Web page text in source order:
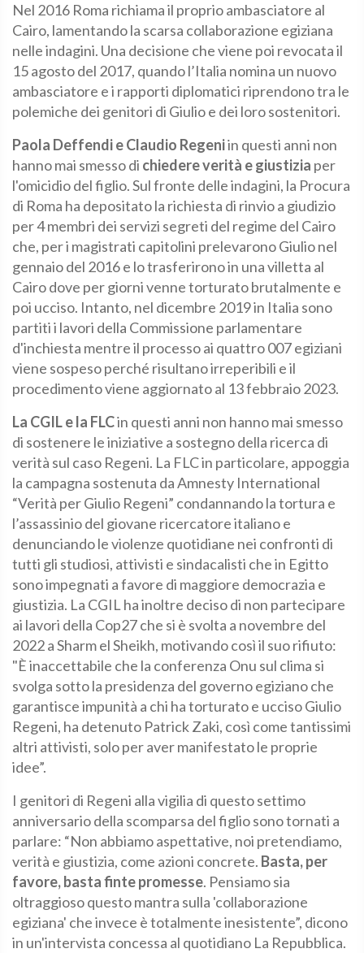
Nel 2016 Roma richiama il proprio ambasciatore al
Cairo, lamentando la scarsa collaborazione egiziana
nelle indagini. Una decisione che viene poi revocata il
15 agosto del 2017, quando l’Italia nomina un nuovo
ambasciatore e i rapporti diplomatici riprendono tra le
polemiche dei genitori di Giulio e dei loro sostenitori.
Paola Deffendi e Claudio Regeniin questi anni non
hanno mai smesso di chiedere verità e giustizia per
l'omicidio del figlio. Sul fronte delle indagini, la Procura
di Roma ha depositato la richiesta di rinvio a giudizio
per 4 membri dei servizi segreti del regime del Cairo
che, per i magistrati capitolini prelevarono Giulio nel
gennaio del 2016 e lo trasferirono in una villetta al
Cairo dove per giorni venne torturato brutalmente e
poi ucciso. Intanto, nel dicembre 2019 in Italia sono
partiti i lavori della Commissione parlamentare
d'inchiesta mentre il processo ai quattro 007 egiziani
viene sospeso perché risultano irreperibili e il
procedimento viene aggiornato al 13 febbraio 2023.
La CGIL e la FLCin questi anni non hanno mai smesso
di sostenere le iniziative a sostegno della ricerca di
verità sul caso Regeni. La FLC in particolare, appoggia
la campagna sostenuta da Amnesty International
“Verità per Giulio Regeni” condannando la tortura e
l’assassinio del giovane ricercatore italiano e
denunciando le violenze quotidiane nei confronti di
tutti gli studiosi, attivisti e sindacalisti che in Egitto
sono impegnati a favore di maggiore democrazia e
giustizia. La CGIL ha inoltre deciso di non partecipare
ai lavori della Cop27 che si è svolta a novembre del
2022 a Sharm el Sheikh, motivando così il suo rifiuto:
"È inaccettabile che la conferenza Onu sul clima si
svolga sotto la presidenza del governo egiziano che
garantisce impunità a chi ha torturato e ucciso Giulio
Regeni, ha detenuto Patrick Zaki, così come tantissimi
altri attivisti, solo per aver manifestato le proprie
idee”.
I genitori di Regeni alla vigilia di questo settimo
anniversario della scomparsa del figlio sono tornati a
parlare: “Non abbiamo aspettative, noi pretendiamo,
verità e giustizia, come azioni concrete. Basta, per
favore, basta finte promesse. Pensiamo sia
oltraggioso questo mantra sulla 'collaborazione
egiziana' che invece è totalmente inesistente”, dicono
in un'intervista concessa al quotidiano La Repubblica.